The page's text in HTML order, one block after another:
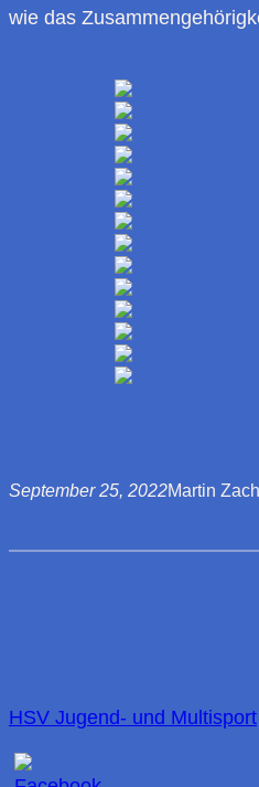
wie das
September 25, 2022Martin Zach
HSV Jugend- und Multisport